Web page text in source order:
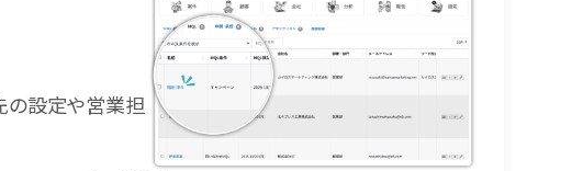
の設定や営業担